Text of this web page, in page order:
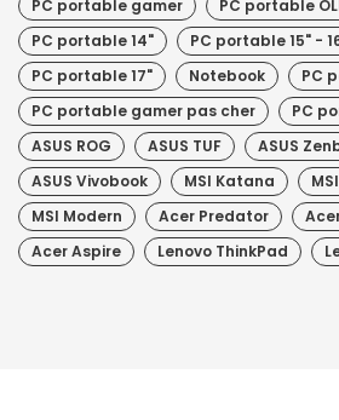
PC portable gamer PC portable
PC portable 14"
PC portable 15" -
PC portable 17"
Notebook
PC
PC portable gamer pas cher
PC
ASUS ROG
ASUS TUF
ASUS
ASUS Vivobook
MSI Katana
MSI Modern
Acer Predator
Acer Aspire
Lenovo ThinkPad